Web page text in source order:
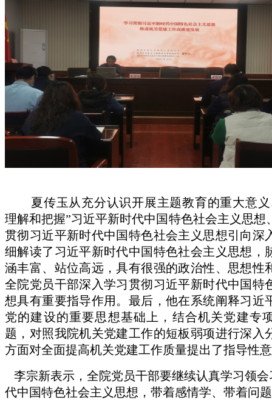
夏传玉从充分认识开展主题教育的重大意
理解和把握”习近平新时代中国特色社会主义思想
贯彻习近平新时代中国特色社会主义思想引向深
细解读了习近平新时代中国特色社会主义思想，
涵丰富、站位高远，具有很强的政治性、思想性
全院党员干部深入学习贯彻习近平新时代中国特
想具有重要指导作用。最后，他在系统阐释习近
党的建设的重要思想基础上，结合机关党建专
题，对照我院机关党建工作的短板弱项进行深入
方面对全面提高机关党建工作质量提出了指导性
李宗新表示， 全院党员干部要继续认真学习领会
代中国特色社会主义思想 ， 带着感情学、带着问